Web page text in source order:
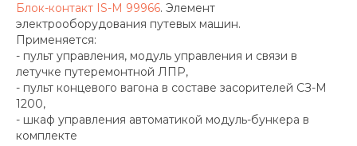
Блок-контакт IS-M 99966. Элемент
электрооборудования путевых машин.
Применяется:
- пульт управления, модуль управления и связи в
летучке путеремонтной ЛПР,
- пульт концевого вагона в составе засорителей СЗ-М
1200,
- шкаф управления автоматикой модуль-бункера в
комплекте